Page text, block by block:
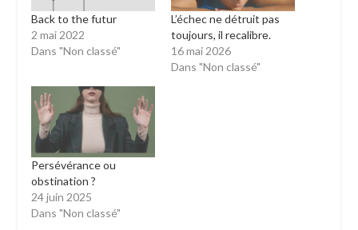
Back to the futur
2 mai 2022
Dans "Non classé"
L’échec ne détruit pas
toujours, il recalibrе.
16 mai 2026
Dans "Non classé"
Persévérance ou
obstination ?
24 juin 2025
Dans "Non classé"